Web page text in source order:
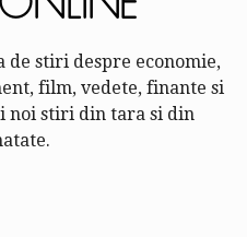
de stiri despre economie,
film, vedete, finante si
noi stiri din tara si din